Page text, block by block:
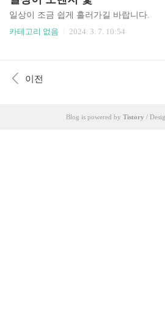
웃 11:00 일본 최초의 엠갤러리 호텔이 홋
포로에 2024년 1월에 오픈하였습니다. 엠
특한 스토리와 독창적인 디자인을 자랑합
입..
일상이 조금 쉽게 흘러가길 바랍니다.
카테고리 없음
2024. 3. 7. 10:54
이전
Blog is powered by Tistory /